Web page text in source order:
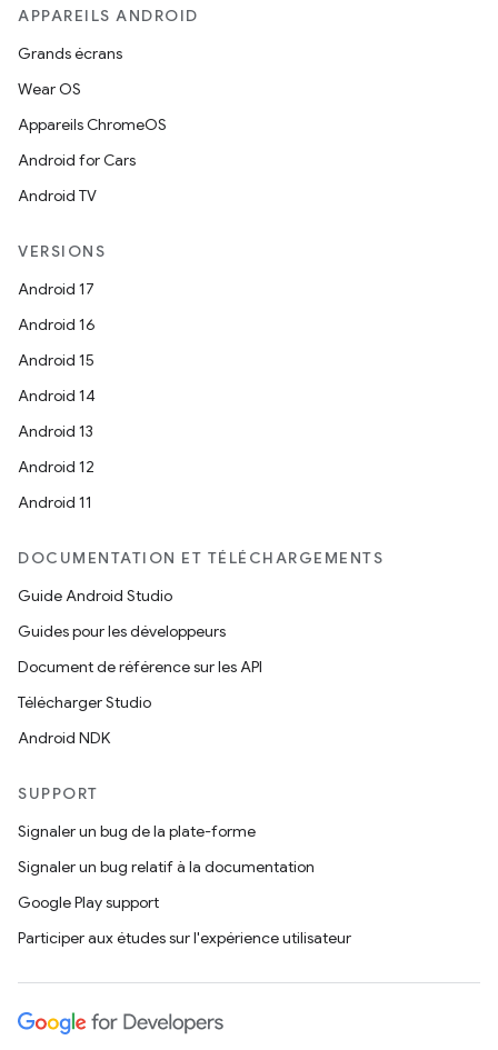
APPAREILS ANDROID
Grands écrans
Wear OS
Appareils ChromeOS
Android for Cars
Android TV
VERSIONS
Android 17
Android 16
Android 15
Android 14
Android 13
Android 12
Android 11
DOCUMENTATION ET TÉLÉCHARGEMENTS
Guide Android Studio
Guides pour les développeurs
Document de référence sur les API
Télécharger Studio
Android NDK
SUPPORT
Signaler un bug de la plate-forme
Signaler un bug relatif à la documentation
Google Play support
Participer aux études sur l'expérience utilisateur